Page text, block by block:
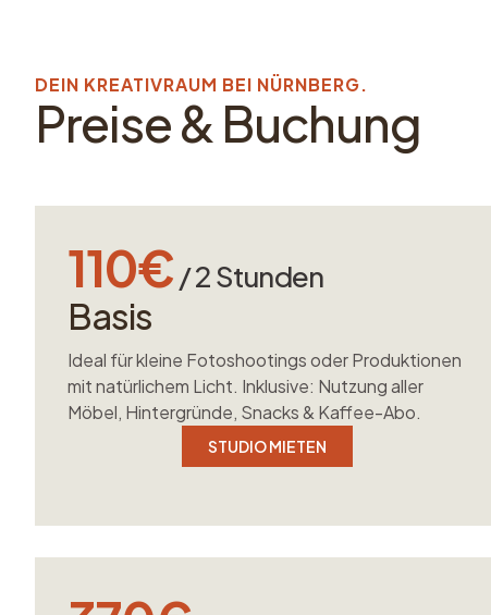
DEIN KREATIVRAUM BEI NÜRNBERG.
Preise & Buchung
110€ / 2 Stunden
Basis
Ideal für kleine Fotoshootings oder Produktionen
mit natürlichem Licht. Inklusive: Nutzung aller
Möbel, Hintergründe, Snacks & Kaffee-Abo.
STUDIO MIETEN